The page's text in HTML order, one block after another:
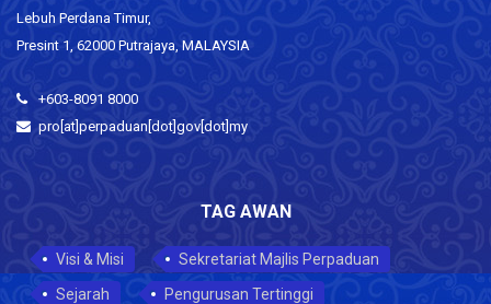
Lebuh Perdana Timur,
Presint 1, 62000 Putrajaya, MALAYSIA
+603-8091 8000
pro[at]perpaduan[dot]gov[dot]my
TAG AWAN
Visi & Misi
Sekretariat Majlis Perpaduan
Sejarah
Pengurusan Tertinggi